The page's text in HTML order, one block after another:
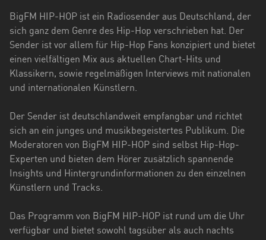
Niedersachsen
Nordrhein-
Westfalen
Rheinland-
Saarland
Sachsen-
Anhalt
Schleswig-
Holstein
BigFM HIP-HOP ist ein Radiosender aus Deutschland, der
sich ganz dem Genre des Hip-Hop verschrieben hat. Der
Sender ist vor allem für Hip-Hop Fans konzipiert und bietet
einen vielfältigen Mix aus aktuellen Chart-Hits und
Klassikern, sowie regelmäßigen Interviews mit nationalen
und internationalen Künstlern.
Der Sender ist deutschlandweit empfangbar und richtet
sich an ein junges und musikbegeistertes Publikum. Die
Moderatoren von BigFM HIP-HOP sind selbst Hip-Hop-
Experten und bieten dem Hörer zusätzlich spannende
Insights und Hintergrundinformationen zu den einzelnen
Künstlern und Tracks.
Das Programm von BigFM HIP-HOP ist rund um die Uhr
verfügbar und bietet sowohl tagsüber als auch nachts